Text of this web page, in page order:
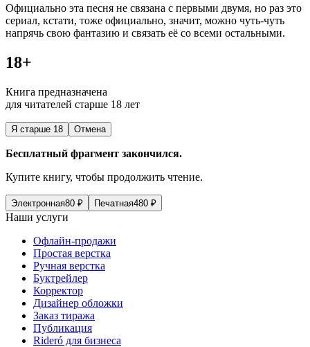
Официально эта песня не связана с первыми двумя, но раз это
сериал, кстати, тоже официально, значит, можно чуть-чуть
напрячь свою фантазию и связать её со всеми остальными.
18+
Книга предназначена
для читателей старше 18 лет
Я старше 18 Отмена
Бесплатный фрагмент закончился.
Купите книгу, чтобы продолжить чтение.
Электронная80 ₽ Печатная480 ₽
Наши услуги
Офлайн-продажи
Простая верстка
Ручная верстка
Буктрейлер
Корректор
Дизайнер обложки
Заказ тиража
Публикация
Rideró для бизнеса